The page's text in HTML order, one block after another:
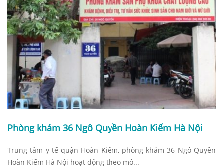
Phòng khám 36 Ngô Quyền Hoàn Kiếm Hà Nội
Trung tâm y tế quận Hoàn Kiếm, phòng khám 36 Ngô Quyền
Hoàn Kiếm Hà Nội hoạt động theo mô...